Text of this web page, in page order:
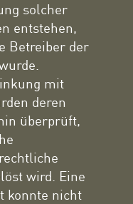
solcher
entstehen,
Betreiber der
mit
deren
überprüft,
wird. Eine
konnte nicht